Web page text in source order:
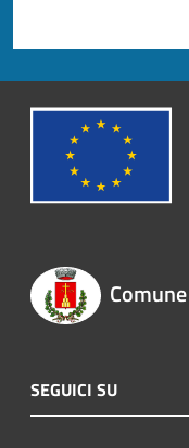
SEGUICI SU